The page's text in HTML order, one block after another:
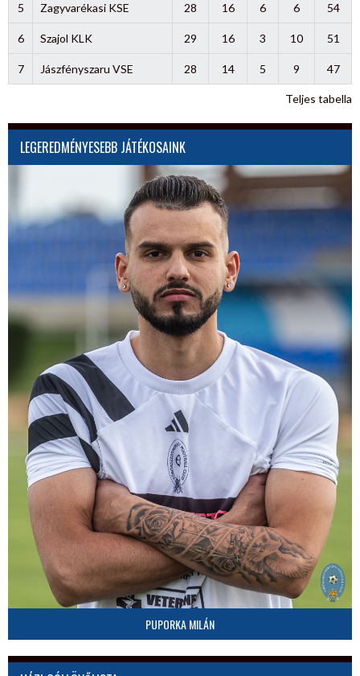
5 Zagyvarékasi KSE 28 16 6 6 54
6 Szajol KLK 29 16 3 10 51
7 Jászfényszaru VSE 28 14 5 9 47
Teljes tabella
LEGEREDMÉNYESEBB JÁTÉKOSAINK
PUPORKA MILÁN